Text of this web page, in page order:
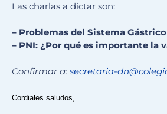
Las charlas a dictar son:
– Problemas del Sistema Gástrico
– PNI: ¿Por qué es importante la
Confirmar a: secretaria-
Cordiales saludos,